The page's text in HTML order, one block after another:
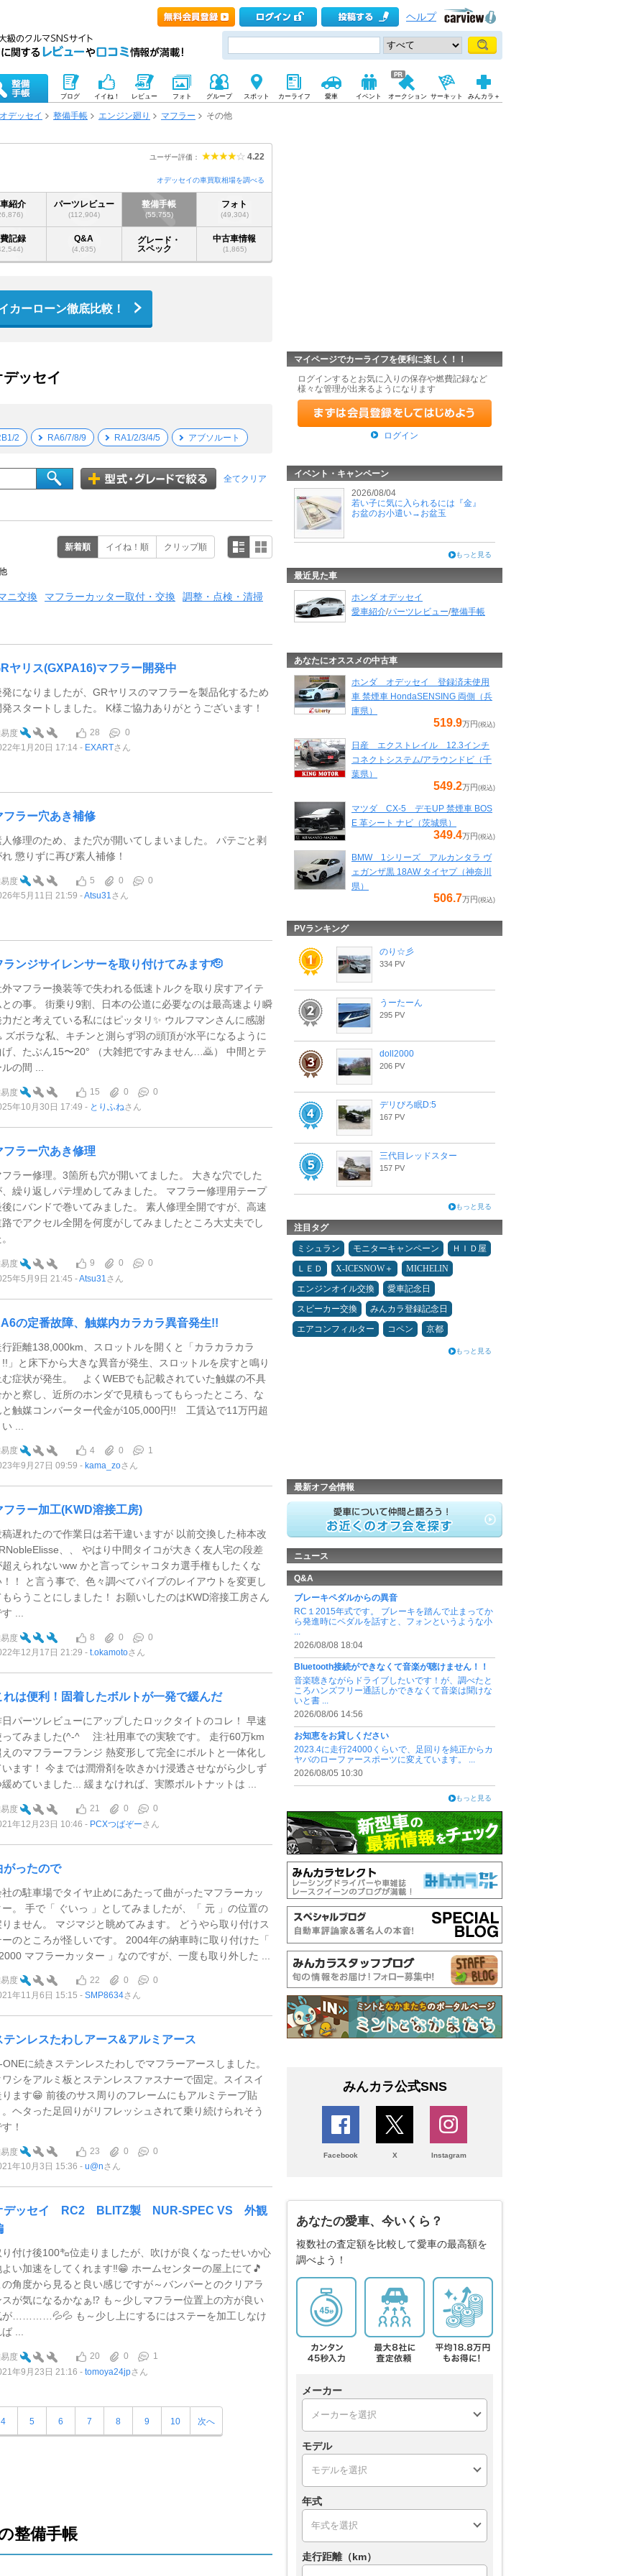
ヘルプ
ブログ イイね！ レビュー フォト グループ スポット カーライフ 愛車 イベント オークション サーキット みんカラ＋
オデッセイ 整備手帳 エンジン廻り マフラー その他
ユーザー評価： 4.22
オデッセイの車買取相場を調べる
紹介 パーツレビュー
(112,904)
整備手帳
(55,755)
フォト
(49,304)
記録 Q&A
(4,635)
グレード・
スペック
中古車情報
(1,865)
カーローン徹底比較！
ッセイ
2 RA6/7/8/9 RA1/2/3/4/5 アブソルート
全てクリア
新着順 イイね！順 クリップ順
ニ交換 マフラーカッター取付・交換 調整・点検・清掃
ヤリス(GXPA16)マフラー開発中
発になりましたが、GRヤリスのマフラーを製品化するため
発スタートしました。 K様ご協力ありがとうございます！
度 28
0
年1月20日 17:14
EXARTさん
フラー穴あき補修
人修理のため、また穴が開いてしまいました。 パテごと剥
れ 懲りずに再び素人補修！
度 5 0
0
年5月11日 21:59
Atsu31さん
ランジサイレンサーを取り付けてみます🫡
外マフラー換装等で失われる低速トルクを取り戻すアイテ
との事。 街乗り9割、日本の公道に必要なのは最高速より瞬
力だと考えている私にはピッタリ✨ ウルフマンさんに感謝
ズボラな私、キチンと測らず羽の頭頂が水平になるように
げ、たぶん15〜20° （大雑把ですみません…🙇） 中間とテ
の間 ...
度 15 0
0
年10月30日 17:49
とりふねさん
フラー穴あき修理
フラー修理。3箇所も穴が開いてました。 大きな穴でした
、繰り返しパテ埋めしてみました。 マフラー修理用テープ
後にバンドで巻いてみました。 素人修理全開ですが、高速
路でアクセル全開を何度がしてみましたところ大丈夫でし
度 9 0
0
年5月9日 21:45
Atsu31 さん
の定番故障、触媒内カラカラ異音発生!!
行距離138,000km、スロットルを開くと「カラカラカラ
!!」と床下から大きな異音が発生、スロットルを戻すと鳴り
む症状が発生。 よくWEBでも記載されていた触媒の不具
かと察し、近所のホンダで見積もってもらったところ、な
と触媒コンバーター代金が105,000円!! 工賃込で11万円超
...
度 4 0
1
年9月27日 09:59
kama_zoさん
フラー加工(KWD溶接工房)
稿遅れたので作業日は若干違いますが 以前交換した柿本改
、、 やはり中間タイコが大きく友人宅の段差
超えられないww かと言ってシャコタカ選手権もしたくな
！！ と言う事で、色々調べてパイプのレイアウトを変更し
もらうことにしました！ お願いしたのはKWD溶接工房さん
...
度 8 0
0
年12月17日 21:29
t.okamotoさん
れは便利！固着したボルトが一発で緩んだ
日パーツレビューにアップしたロックタイトのコレ！ 早速
ってみました(^-^ゞ 注:社用車での実験です。 走行60万km
えのマフラーフランジ 熱変形して完全にボルトと一体化し
います！ 今までは潤滑剤を吹きかけ浸透させながら少しず
緩めていました... 緩まなければ、実際ボルトナットは ...
度 21 0
0
年12月23日 10:46
PCXつばぞーさん
がったので
社の駐車場でタイヤ止めにあたって曲がったマフラーカッ
ー。 手で「 ぐいっ 」としてみましたが、「 元 」の位置の
りません。 マジマジと眺めてみます。 どうやら取り付けス
ーのところが怪しいです。 2004年の納車時に取り付けた「
マフラーカッター 」なのですが、一度も取り外した ...
度 22 0
0
年11月6日 15:15
SMP8634さん
テンレスたわしアース&アルミアース
ONEに続きステンレスたわしでマフラーアースしました。
ワシをアルミ板とステンレスファスナーで固定。スイスイ
ります😁 前後のサス周りのフレームにもアルミテープ貼
。ヘタった足回りがリフレッシュされて乗り続けられそう
！
度 23 0
0
年10月3日 15:36
u@nさん
デッセイ RC2 BLITZ製 NUR-SPEC VS 外観
り付け後100㌔位走りましたが、吹けが良くなったせいか心
よい加速をしてくれます‼️😁 ホームセンターの屋上にて🎵
の角度から見ると良い感じですが～バンパーとのクリアラ
スが気になるかなぁ⁉️ も～少しマフラー位置上の方が良い
が…………💦💦 も～少し上にするにはステーを加工しなけ
ば ...
度 20 0
1
年9月23日 21:16
tomoya24jpさん
4 5 6 7 8 9 10 次へ
整備手帳
マイページでカーライフを便利に楽しく！！
ログインするとお気に入りの保存や燃費記録など
様々な管理が出来るようになります
ログイン
イベント・キャンペーン
2026/08/04
若い子に気に入られるには『金』
お盆のお小遣い→お盆玉
もっと見る
最近見た車
ホンダ オデッセイ
愛車紹介/パーツレビュー/整備手帳
あなたにオススメの中古車
ホンダ オデッセイ 登録済未使用
車 禁煙車 HondaSENSING 両側（兵
庫県）
519.9万円 (税込)
日産 エクストレイル 12.3インチ
コネクトシステム/アラウンドビ（千
葉県）
549.2万円 (税込)
マツダ CX-5 デモUP 禁煙車 BOS
E 革シート ナビ（茨城県）
349.4万円 (税込)
BMW 1シリーズ アルカンタラ ヴ
ェガンザ黒 18AW タイヤプ（神奈川
県）
506.7万円 (税込)
PVランキング
のり☆彡
334 PV
うーたーん
295 PV
doll2000
206 PV
デリぴろ眠D:5
167 PV
三代目レッドスター
157 PV
もっと見る
注目タグ
ミシュラン モニターキャンペーン
ＨＩＤ屋
ＬＥＤ
X-ICESNOW＋
MICHELIN
エンジンオイル交換
愛車記念日
スピーカー交換
みんカラ登録記念日
エアコンフィルター
コペン 京都
もっと見る
最新オフ会情報
ニュース
Q&A
ブレーキペダルからの異音
RC１2015年式です。 ブレーキを踏んで止まってか
ら発進時にペダルを話すと、フォンというような小
...
2026/08/08 18:04
Bluetooth接続ができなくて音楽が聴けません！！
音楽聴きながらドライブしたいです！が、調べたと
ころハンズフリー通話しかできなくて音楽は聞けな
いと書 ...
2026/08/06 14:56
お知恵をお貸しください
2023.4に走行24000くらいで、足回りを純正からカ
ヤバのローファースポーツに変えています。 ...
2026/08/05 10:30
もっと見る
みんカラ公式SNS
Facebook X Instagram
あなたの愛車、今いくら？
複数社の査定額を比較して愛車の最高額を
調べよう！
メーカー
モデル
年式
走行距離（km）